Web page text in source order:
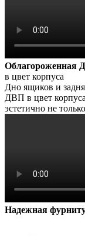
Облагороженная
в цвет корпуса
Дно ящиков и
ДВП в цвет
эстетично не
Надежная